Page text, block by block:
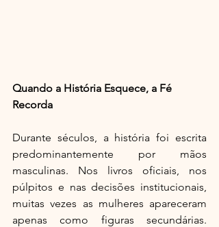
Quando a História Esquece, a Fé
Recorda
Durante séculos, a história foi escrita
predominantemente por mãos
masculinas. Nos livros oficiais, nos
púlpitos e nas decisões institucionais,
muitas vezes as mulheres apareceram
apenas como figuras secundárias.